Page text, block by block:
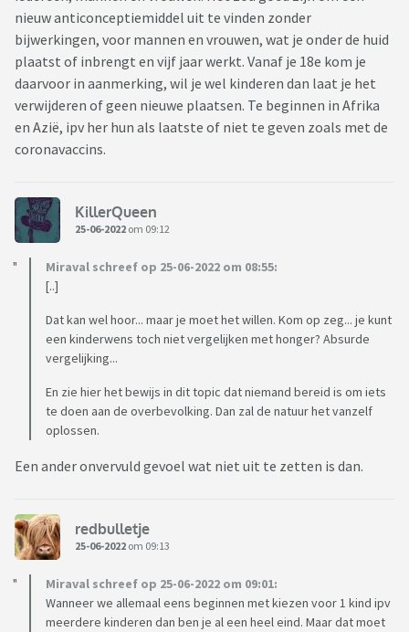
nieuw anticonceptiemiddel uit te vinden zonder
bijwerkingen, voor mannen en vrouwen, wat je onder de huid
plaatst of inbrengt en vijf jaar werkt. Vanaf je 18e kom je
daarvoor in aanmerking, wil je wel kinderen dan laat je het
verwijderen of geen nieuwe plaatsen. Te beginnen in Afrika
en Azië, ipv her hun als laatste of niet te geven zoals met de
coronavaccins.
KillerQueen
25-06-2022 om 09:12
Miraval schreef op 25-06-2022 om 08:55:
[..]
Dat kan wel hoor... maar je moet het willen. Kom op zeg... je kunt
een kinderwens toch niet vergelijken met honger? Absurde
vergelijking...
En zie hier het bewijs in dit topic dat niemand bereid is om iets
te doen aan de overbevolking. Dan zal de natuur het vanzelf
oplossen.
Een ander onvervuld gevoel wat niet uit te zetten is dan.
redbulletje
25-06-2022 om 09:13
Miraval schreef op 25-06-2022 om 09:01:
Wanneer we allemaal eens beginnen met kiezen voor 1 kind ipv
meerdere kinderen dan ben je al een heel eind. Maar dat moet